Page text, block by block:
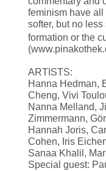
feminism have
softer, but no
formation or the
ARTISTS:
Hanna Hedman,
Cheng, Vivi
Nanna Melland,
Zimmermann,
Hannah Joris,
Cohen, Iris
Sanaa Khalil,
Special guest: